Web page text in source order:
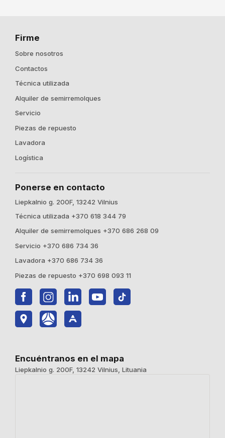
Firme
Sobre nosotros
Contactos
Técnica utilizada
Alquiler de semirremolques
Servicio
Piezas de repuesto
Lavadora
Logística
Ponerse en contacto
Liepkalnio g. 200F, 13242 Vilnius
Técnica utilizada +370 618 344 79
Alquiler de semirremolques +370 686 268 09
Servicio +370 686 734 36
Lavadora +370 686 734 36
Piezas de repuesto +370 698 093 11
Encuéntranos en el mapa
Liepkalnio g. 200F, 13242 Vilnius, Lituania